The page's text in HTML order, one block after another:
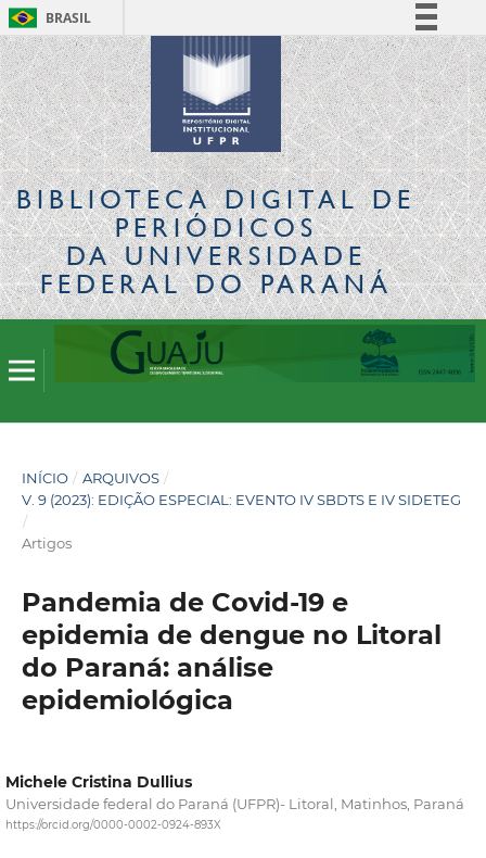
BRASIL
Simplifique!
Comunica BR
Participe
Acesso à informação
Legislação
Canais
BIBLIOTECA DIGITALDE
PERIÓDICOS
DA UNIVERSIDADE
FEDERAL DO PARANÁ
INÍCIO / ARQUIVOS /
V. 9 (2023): EDIÇÃO ESPECIAL: EVENTO IV SBDTS E IV SIDETEG
/
Artigos
Pandemia de Covid-19 e
epidemia de dengue no Litoral
do Paraná: análise
epidemiológica
Michele Cristina Dullius
Universidade federal do Paraná (UFPR)- Litoral, Matinhos, Paraná
https://orcid.org/0000-0002-0924-893X